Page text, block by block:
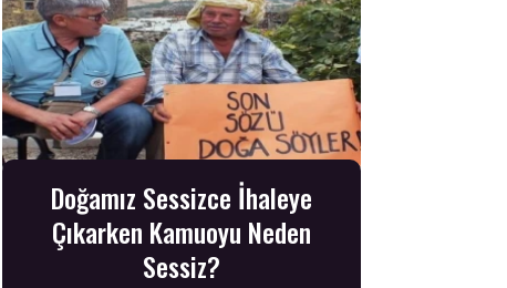
Doğamız Sessizce İhaleye
Çıkarken Kamuoyu Neden
Sessiz?